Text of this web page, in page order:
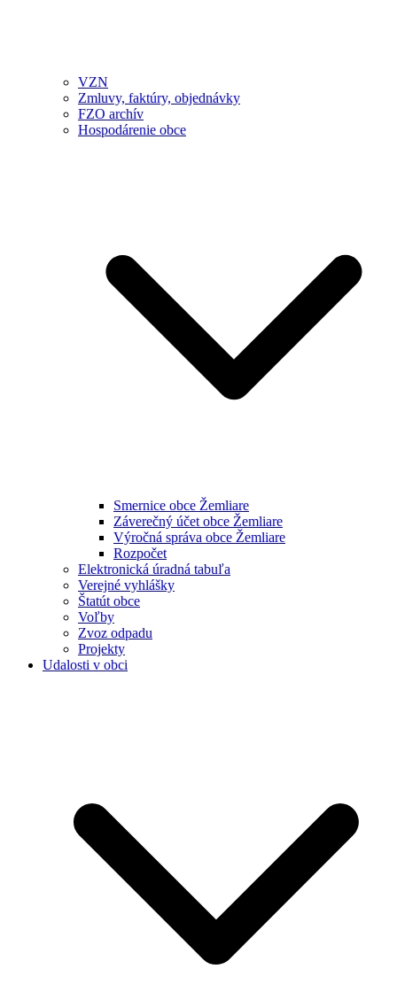
VZN
Zmluvy, faktúry, objednávky
FZO archív
Hospodárenie obce
Smernice obce Žemliare
Záverečný účet obce Žemliare
Výročná správa obce Žemliare
Rozpočet
Elektronická úradná tabuľa
Verejné vyhlášky
Štatút obce
Voľby
Zvoz odpadu
Projekty
Udalosti v obci